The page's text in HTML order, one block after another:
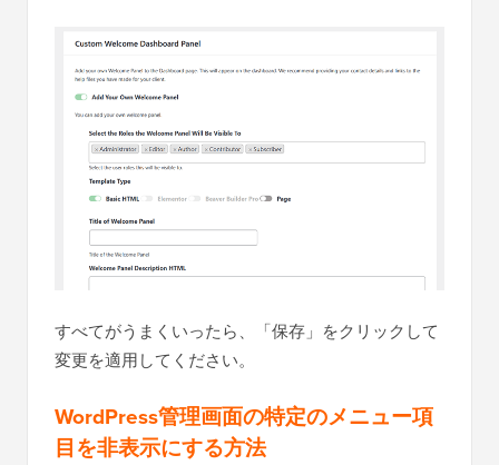
すべてがうまくいったら、「保存」をクリックして
変更を適用してください。
WordPress管理画面の特定のメニュー項
目を非表示にする方法